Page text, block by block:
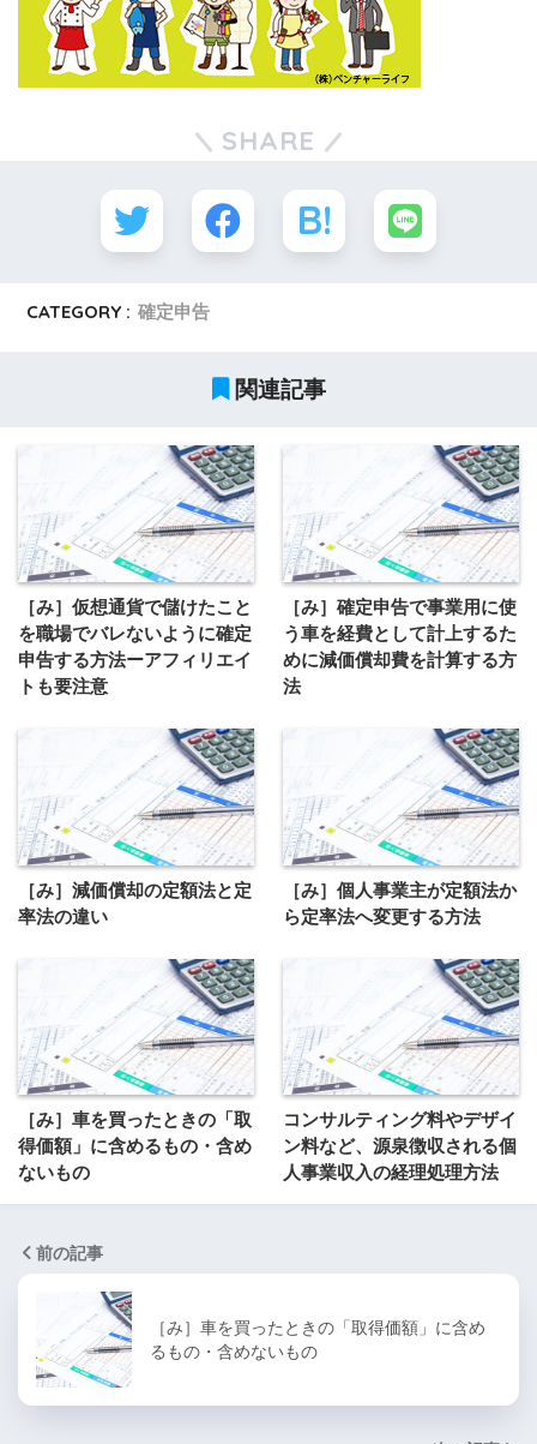
SHARE
CATEGORY : 確定申告
関連記事
［み］仮想通貨で儲けたこと
を職場でバレないように確定
申告する方法ーアフィリエイ
トも要注意
［み］確定申告で事業用に使
う車を経費として計上するた
めに減価償却費を計算する方
法
［み］減価償却の定額法と定
率法の違い
［み］個人事業主が定額法か
ら定率法へ変更する方法
［み］車を買ったときの「取
得価額」に含めるもの・含め
ないもの
コンサルティング料やデザイ
ン料など、源泉徴収される個
人事業収入の経理処理方法
前の記事
［み］車を買ったときの「取得価額」に含め
るもの・含めないもの